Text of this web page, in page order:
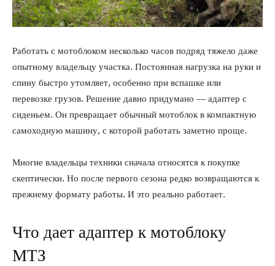
Работать с мотоблоком несколько часов подряд тяжело даже
опытному владельцу участка. Постоянная нагрузка на руки и
спину быстро утомляет, особенно при вспашке или
перевозке грузов. Решение давно придумано — адаптер с
сиденьем. Он превращает обычный мотоблок в компактную
самоходную машину, с которой работать заметно проще.
Многие владельцы техники сначала относятся к покупке
скептически. Но после первого сезона редко возвращаются к
прежнему формату работы. И это реально работает.
Что дает адаптер к мотоблоку
МТЗ